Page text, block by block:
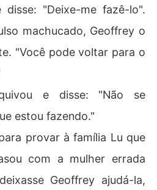
"Deixe-me fazê-lo".
machucado, Geoffrey o
"Você pode voltar para o
e disse: "Não se
estou fazendo."
provar à família Lu que
com a mulher errada
Geoffrey ajudá-la,